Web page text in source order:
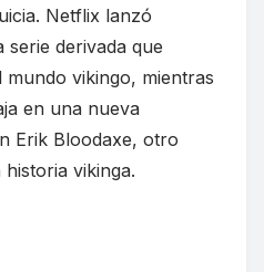
Netflix lanzó
serie derivada que
vikingo, mientras
en una nueva
Erik Bloodaxe, otro
vikinga.